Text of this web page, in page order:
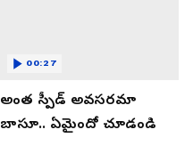
అంత స్పీడ్ అవసరమా
బాసూ.. ఏమైందో చూడండి
00:27